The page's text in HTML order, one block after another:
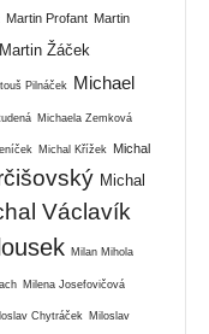
Martin Profant Martin
Martin Žáček
Pilnáček
Michael
Michaela Zemková
Michal Křížek Michal
Michal
Václavík
Milan Mihola
Milena Josefovičová
Chytráček Miloslav